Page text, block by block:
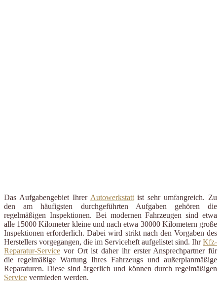
Das Aufgabengebiet Ihrer Autowerkstattist sehr umfangreich. Zu
den am häufigsten durchgeführten Aufgaben gehören die
regelmäßigen Inspektionen. Bei modernen Fahrzeugen sind etwa
alle 15000 Kilometer kleine und nach etwa 30000 Kilometern große
Inspektionen erforderlich. Dabei wird strikt nach den Vorgaben des
Herstellers vorgegangen, die im Serviceheft aufgelistet sind. IhrKfz-
Reparatur-Service vor Ort ist daher ihr erster Ansprechpartner für
die regelmäßige Wartung Ihres Fahrzeugs und außerplanmäßige
Reparaturen. Diese sind ärgerlich und können durch regelmäßigen
Service vermieden werden.